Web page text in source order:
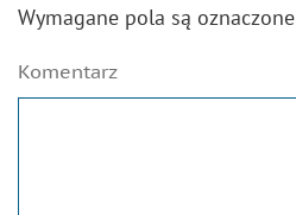
Wymagane pola są oznaczone
Komentarz